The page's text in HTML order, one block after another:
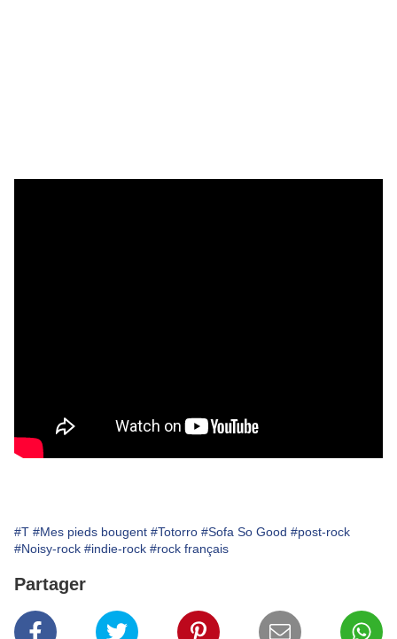
#T #Mes pieds bougent #Totorro #Sofa So Good #post-rock
#Noisy-rock #indie-rock #rock français
Partager